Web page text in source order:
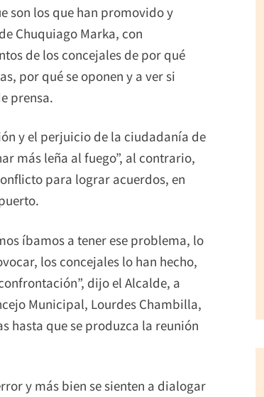
son los que han promovido y
Chuquiago Marka, con
de los concejales de por qué
por qué se oponen y a ver si
prensa.
y el perjuicio de la ciudadanía de
más leña al fuego”, al contrario,
para lograr acuerdos, en
íbamos a tener ese problema, lo
los concejales lo han hecho,
dijo el Alcalde, a
Municipal, Lourdes Chambilla,
hasta que se produzca la reunión
y más bien se sienten a dialogar